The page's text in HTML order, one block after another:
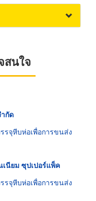
นใจ
กัด
รจุหีบห่อเพื่อการขนส่ง
นียม ซุปเปอร์แพ็ค
รจุหีบห่อเพื่อการขนส่ง